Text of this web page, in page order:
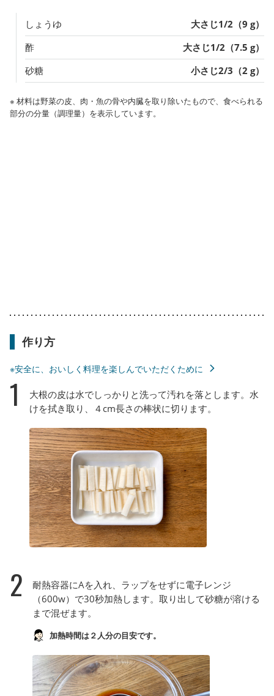
しょうゆ
大さじ1/2（9 g）
酢
大さじ1/2（7.5 g）
砂糖
小さじ2/3（2 g）
※ 材料は野菜の皮、肉・魚の骨や内臓を取り除いたもので、食べられる
部分の分量（調理量）を表示しています。
作り方
※安全に、おいしく料理を楽しんでいただくために
1
大根の皮は水でしっかりと洗って汚れを落とします。水
けを拭き取り、４cm長さの棒状に切ります。
2
耐熱容器にAを入れ、ラップをせずに電子レンジ
（600w）で30秒加熱します。取り出して砂糖が溶ける
まで混ぜます。
加熱時間は２人分の目安です。